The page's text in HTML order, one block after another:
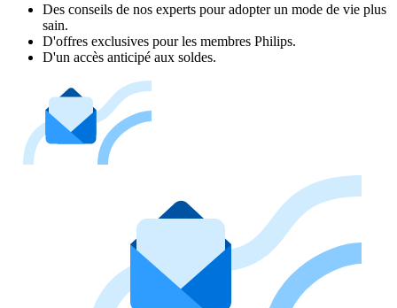
Des conseils de nos experts pour adopter un mode de vie plus
sain.
D'offres exclusives pour les membres Philips.
D'un accès anticipé aux soldes.